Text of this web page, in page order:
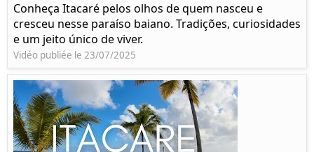
Conheça Itacaré pelos olhos de quem nasceu e
cresceu nesse paraíso baiano. Tradições, curiosidades
e um jeito único de viver.
Vidéo publiée le 23/07/2025